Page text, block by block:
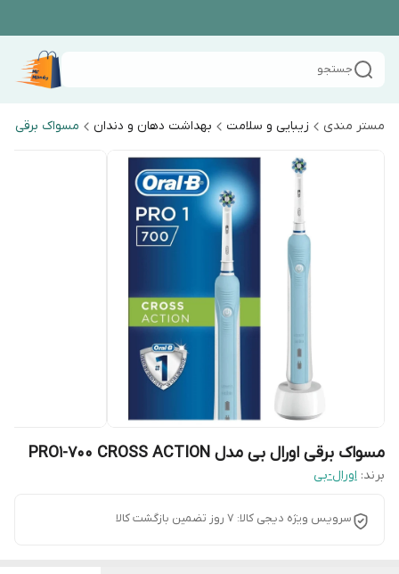
جستجو
مستر مندی زیبایی و سلامت بهداشت دهان و دندان مسواک برقی
مسواک برقی اورال بی مدل PRO1-700 CROSS ACTION
برند: اورال-بی
سرویس ویژه دیجی کالا: 7 روز تضمین بازگشت کالا